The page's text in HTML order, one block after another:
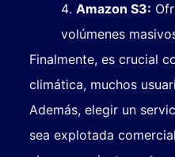
Amazon S3:
volúmenes
Finalmente, es crucial
climática, muchos
Además, elegir un
sea explotada